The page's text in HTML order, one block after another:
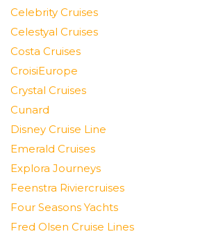
Celebrity Cruises
Celestyal Cruises
Costa Cruises
CroisiEurope
Crystal Cruises
Cunard
Disney Cruise Line
Emerald Cruises
Explora Journeys
Feenstra Riviercruises
Four Seasons Yachts
Fred Olsen Cruise Lines